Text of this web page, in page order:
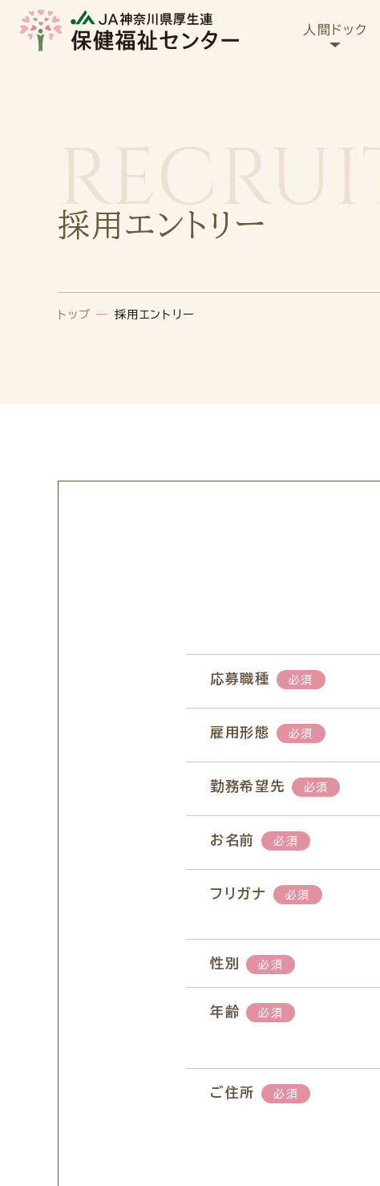
人間ドック
RECRUIT
採用エントリー
トップ — 採用エントリー
応募職種 必須
雇用形態 必須
勤務希望先 必須
お名前 必須
フリガナ 必須
性別 必須
年齢 必須
ご住所 必須